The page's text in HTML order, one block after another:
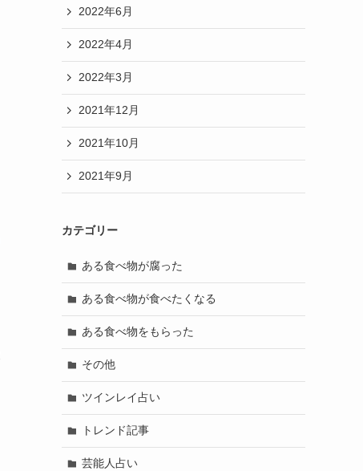
2022年6月
2022年4月
2022年3月
2021年12月
2021年10月
2021年9月
カテゴリー
ある食べ物が腐った
ある食べ物が食べたくなる
ある食べ物をもらった
その他
ツインレイ占い
トレンド記事
芸能人占い